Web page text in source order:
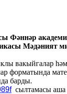
Фәннәр
Мәдәният
вакыйгалар
форматында
барды.
сылтамасы